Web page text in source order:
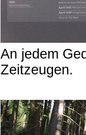
An jedem
Zeitzeugen.